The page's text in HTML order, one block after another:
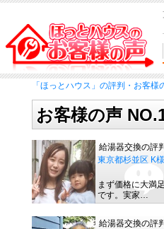
「ほっとハウス」の評判・お客様
お客様の声
給湯器交換の評
東京都杉並区 K様
まず価格に大満足
です。実家…
給湯器交換の評